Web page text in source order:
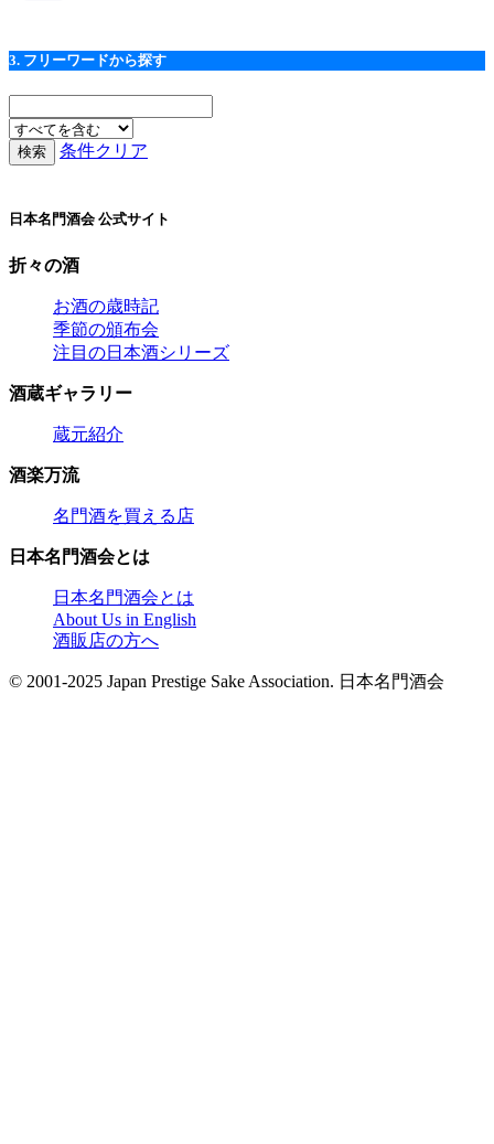
3. フリーワードから探す
条件クリア
日本名門酒会 公式サイト
折々の酒
お酒の歳時記
季節の頒布会
注目の日本酒シリーズ
酒蔵ギャラリー
蔵元紹介
酒楽万流
名門酒を買える店
日本名門酒会とは
日本名門酒会とは
About Us in English
酒販店の方へ
© 2001-2025 Japan Prestige Sake Association. 日本名門酒会